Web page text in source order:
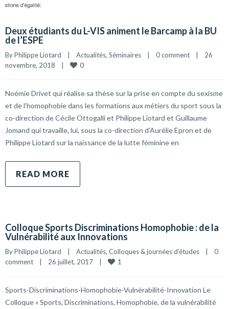
Deux étudiants du L-VIS animent le Barcamp à la BU
de l’ESPE
By Philippe Liotard | Actualités, Séminaires | 0 comment |
26
novembre, 2018 | 0
Noémie Drivet qui réalise sa thèse sur la prise en compte du sexisme
et de l’homophobie dans les formations aux métiers du sport sous la
co-direction de Cécile Ottogalli et Philippe Liotard et Guillaume
Jomand qui travaille, lui, sous la co-direction d’Aurélie Epron et de
Philippe Liotard sur la naissance de la lutte féminine en
READ MORE
Colloque Sports Discriminations Homophobie : de la
Vulnérabilité aux Innovations
By Philippe Liotard | Actualités, Colloques & journées d'études |
0
comment
| 26 juillet, 2017 | 1
Sports-Discriminations-Homophobie-Vulnérabilité-Innovation Le
Colloque « Sports, Discriminations, Homophobie, de la vulnérabilité